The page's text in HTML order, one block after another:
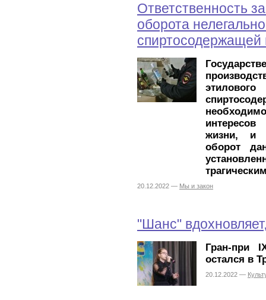
Ответственность
оборота
спиртосодержащей
жизни, и
оборот
20.12.2022 — Мы и закон
"Шанс"
Гран-при
остался в
20.12.2022 —